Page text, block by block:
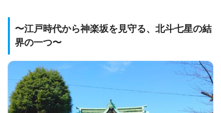
〜江戸時代から神楽坂を見守る、北斗七星の結
界の一つ〜